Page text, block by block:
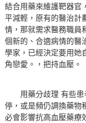
結合用藥來維護靶器官
平減輕，原有的醫治計
情，那就需求醫務職員
個新的、合適病情的醫
學家，已經決定要用她
角戀愛。，把持血壓。
用藥分歧理 有些患
停，或是頻仍調換藥物
必會影響抗高血壓藥療